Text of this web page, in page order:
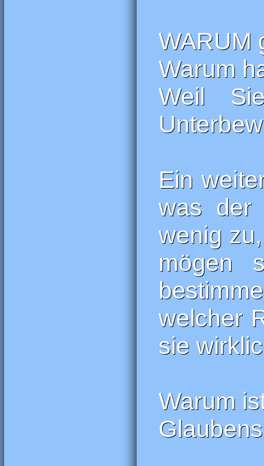
WARUM
Warum
Weil
Ein
was der
wenig
mögen
welcher
sie
Warum